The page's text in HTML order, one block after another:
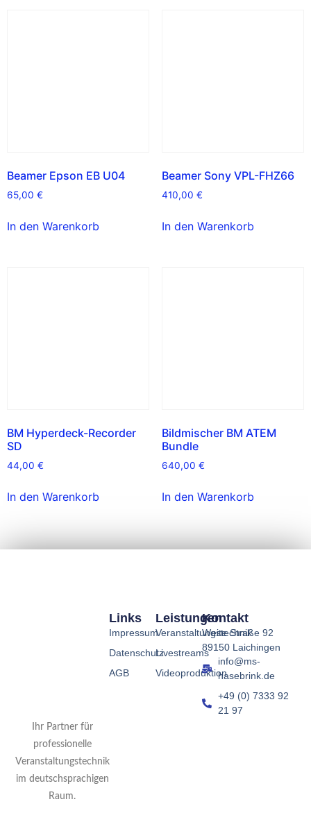
Beamer Epson EB U04
65,00 €
In den Warenkorb
Beamer Sony VPL-FHZ66
410,00 €
In den Warenkorb
BM Hyperdeck-Recorder
SD
44,00 €
In den Warenkorb
Bildmischer BM ATEM
Bundle
640,00 €
In den Warenkorb
Ihr Partner für
professionelle
Veranstaltungstechnik
im deutschsprachigen
Raum.
Leistungen
Veranstaltungstechnik
Livestreams
Videoproduktion
Links
Impressum
Datenschutz
AGB
Kontakt
Weite Straße 92
89150 Laichingen
info@ms-
hasebrink.de
+49 (0) 7333 92
21 97